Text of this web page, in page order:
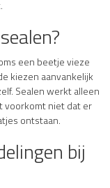
een beetje vieze
kiezen aanvankelijk
Sealen werkt alleen
voorkomt niet dat er
ontstaan.
bij